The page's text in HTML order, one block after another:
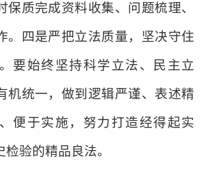
保质完成资料收集、问题梳理、
。四是严把立法质量，坚决守住
要始终坚持科学立法、民主立
机统一，做到逻辑严谨、表述精
便于实施，努力打造经得起实
验的精品良法。